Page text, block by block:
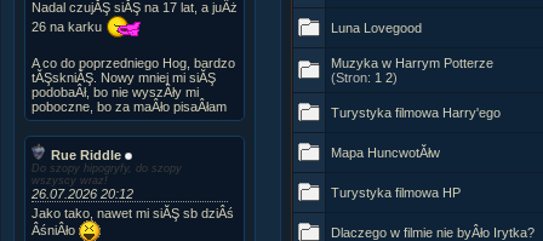
Nadal czujĂŞ siĂŞ na 17 lat, a juÂż
26 na karku
A co do poprzedniego Hog, bardzo
tĂŞskniĂŞ. Nowy mniej mi siĂŞ
podobaÂł, bo nie wyszÂły mi
poboczne, bo za maÂło pisaÂłam
Rue Riddle
Do szopy hipogryfy, do szopy
wszyscy wraz!
26.07.2026 20:12
Jako tako, nawet mi siĂŞ sb dziÂś
ÂśniÂło
Luna Lovegood
Muzyka w Harrym Potterze
(Stron: 1 2)
Turystyka filmowa Harry'ego
Mapa HuncwotĂłw
Turystyka filmowa HP
Dlaczego w filmie nie byÂło Irytka?